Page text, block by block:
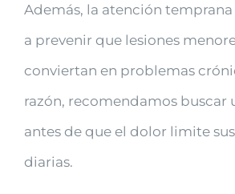
Además, la atención
a prevenir que lesiones
conviertan en problemas
razón, recomendamos buscar
antes de que el dolor limite
diarias.